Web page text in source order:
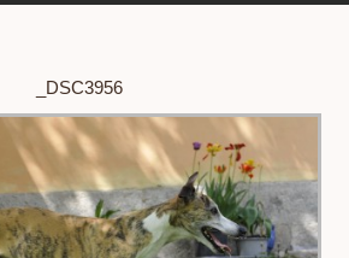
_DSC3956